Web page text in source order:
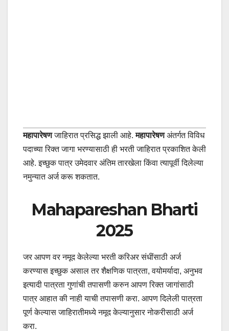
महापारेषणजाहिरात प्रसिद्ध झाली आहे.महापारेषणअंतर्गत विविध
पदाच्या रिक्त जागा भरण्यासाठी ही भरती जाहिरात प्रकाशित केली
आहे. इच्छुक पात्र उमेदवार अंतिम तारखेला किंवा त्यापूर्वी दिलेल्या
नमुन्यात अर्ज करू शकतात.
Mahapareshan Bharti
2025
जर आपण वर नमूद केलेल्या भरती करिअर संधींसाठी अर्ज
करण्यास इच्छुक असाल तर शैक्षणिक पात्रता, वयोमर्यादा, अनुभव
इत्यादी पात्रता गुणांची तपासणी करुन आपण रिक्त जागांसाठी
पात्र आहात की नाही याची तपासणी करा. आपण दिलेली पात्रता
पूर्ण केल्यास जाहिरातीमध्ये नमूद केल्यानुसार नोकरीसाठी अर्ज
करा.